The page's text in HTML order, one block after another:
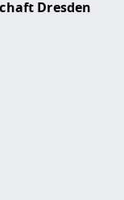
Dresden